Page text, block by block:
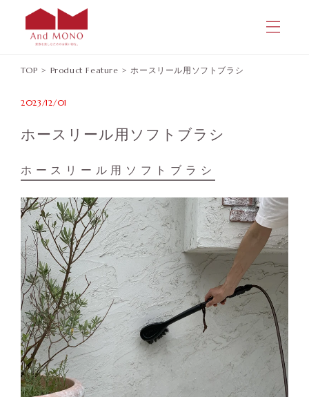
ンツに
進む
TOP > Product Feature > ホースリール用ソフトブラシ
2023/12/01
ホースリール用ソフトブラシ
ホースリール用ソフトブラシ